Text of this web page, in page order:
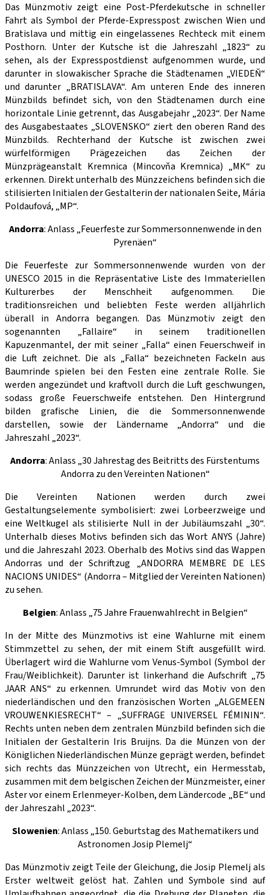
Das Münzmotiv zeigt eine Post-Pferdekutsche in schneller
Fahrt als Symbol der Pferde-Expresspost zwischen Wien und
Bratislava und mittig ein eingelassenes Rechteck mit einem
Posthorn. Unter der Kutsche ist die Jahreszahl „1823“ zu
sehen, als der Expresspostdienst aufgenommen wurde, und
darunter in slowakischer Sprache die Städtenamen „VIEDEŇ“
und darunter „BRATISLAVA“. Am unteren Ende des inneren
Münzbilds befindet sich, von den Städtenamen durch eine
horizontale Linie getrennt, das Ausgabejahr „2023“. Der Name
des Ausgabestaates „SLOVENSKO“ ziert den oberen Rand des
Münzbilds. Rechterhand der Kutsche ist zwischen zwei
würfelförmigen Prägezeichen das Zeichen der
Münzprägeanstalt Kremnica (Mincovňa Kremnica) „MK“ zu
erkennen. Direkt unterhalb des Münzzeichens befinden sich die
stilisierten Initialen der Gestalterin der nationalen Seite, Mária
Poldaufová, „MP“.
Andorra: Anlass „Feuerfeste zur Sommersonnenwende in den
Pyrenäen“
Die Feuerfeste zur Sommersonnenwende wurden von der
UNESCO 2015 in die Repräsentative Liste des Immateriellen
Kulturerbes der Menschheit aufgenommen. Die
traditionsreichen und beliebten Feste werden alljährlich
überall in Andorra begangen. Das Münzmotiv zeigt den
sogenannten „Fallaire“ in seinem traditionellen
Kapuzenmantel, der mit seiner „Falla“ einen Feuerschweif in
die Luft zeichnet. Die als „Falla“ bezeichneten Fackeln aus
Baumrinde spielen bei den Festen eine zentrale Rolle. Sie
werden angezündet und kraftvoll durch die Luft geschwungen,
sodass große Feuerschweife entstehen. Den Hintergrund
bilden grafische Linien, die die Sommersonnenwende
darstellen, sowie der Ländername „Andorra“ und die
Jahreszahl „2023“.
Andorra: Anlass „30 Jahrestag des Beitritts des Fürstentums
Andorra zu den Vereinten Nationen“
Die Vereinten Nationen werden durch zwei
Gestaltungselemente symbolisiert: zwei Lorbeerzweige und
eine Weltkugel als stilisierte Null in der Jubiläumszahl „30“.
Unterhalb dieses Motivs befinden sich das Wort ANYS (Jahre)
und die Jahreszahl 2023. Oberhalb des Motivs sind das Wappen
Andorras und der Schriftzug „ANDORRA MEMBRE DE LES
NACIONS UNIDES“ (Andorra – Mitglied der Vereinten Nationen)
zu sehen.
Belgien: Anlass „75 Jahre Frauenwahlrecht in Belgien“
In der Mitte des Münzmotivs ist eine Wahlurne mit einem
Stimmzettel zu sehen, der mit einem Stift ausgefüllt wird.
Überlagert wird die Wahlurne vom Venus-Symbol (Symbol der
Frau/Weiblichkeit). Darunter ist linkerhand die Aufschrift „75
JAAR ANS“ zu erkennen. Umrundet wird das Motiv von den
niederländischen und den französischen Worten „ALGEMEEN
VROUWENKIESRECHT“ – „SUFFRAGE UNIVERSEL FÉMININ“.
Rechts unten neben dem zentralen Münzbild befinden sich die
Initialen der Gestalterin Iris Bruijns. Da die Münzen von der
Königlichen Niederländischen Münze geprägt werden, befindet
sich rechts das Münzzeichen von Utrecht, ein Hermesstab,
zusammen mit dem belgischen Zeichen der Münzmeister, einer
Aster vor einem Erlenmeyer-Kolben, dem Ländercode „BE“ und
der Jahreszahl „2023“.
Slowenien: Anlass „150. Geburtstag des Mathematikers und
Astronomen Josip Plemelj“
Das Münzmotiv zeigt Teile der Gleichung, die Josip Plemelj als
Erster weltweit gelöst hat. Zahlen und Symbole sind auf